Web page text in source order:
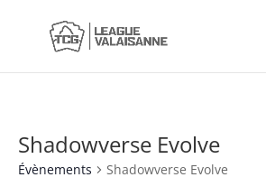
Shadowverse Evolve
Évènements Shadowverse Evolve